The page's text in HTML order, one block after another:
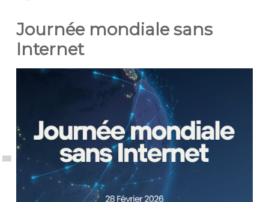
Journée mondiale sans
Internet